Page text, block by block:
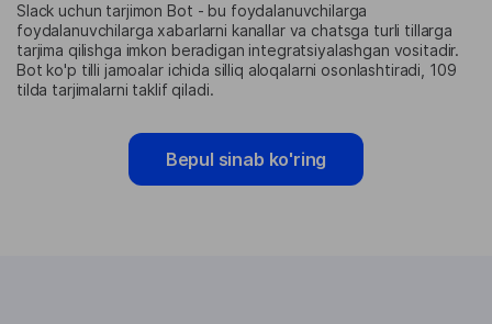
Slack uchun tarjimon Bot - bu foydalanuvchilarga
foydalanuvchilarga xabarlarni kanallar va chatsga turli tillarga
tarjima qilishga imkon beradigan integratsiyalashgan vositadir.
Bot ko'p tilli jamoalar ichida silliq aloqalarni osonlashtiradi, 109
tilda tarjimalarni taklif qiladi.
Bepul sinab ko'ring